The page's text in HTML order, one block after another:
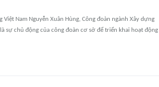
Việt Nam Nguyễn Xuân Hùng, Công đoàn ngành Xây dựng
sự chủ động của công đoàn cơ sở để triển khai hoạt động